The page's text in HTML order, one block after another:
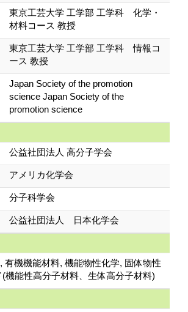
東京工芸大学 工学部 工学科 化学・
材料コース 教授
東京工芸大学 工学部 工学科 情報コ
ース 教授
Japan Society of the promotion
science Japan Society of the
promotion science
公益社団法人 高分子学会
アメリカ化学会
分子科学会
公益社団法人 日本化学会
有機機能材料, 機能物性化学, 固体物性
機能性高分子材料、生体高分子材料)